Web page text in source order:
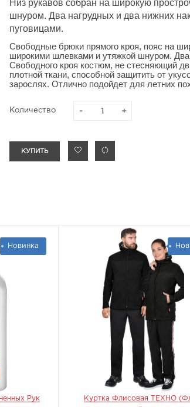
Низ рукавов собран на широкую
шнуром. Два нагрудных и два нижних
пуговицами.
Свободные брюки прямого кроя, пояс на
широкими шлевками и утяжкой шнуром. Два
Свободного кроя костюм, не стесняющий
плотной ткани, способной защитить от
зарослях. Отлично подойдет для летних
Количество
КУПИТЬ
Новинка
Рук
Куртка Флисовая ТЕХНО